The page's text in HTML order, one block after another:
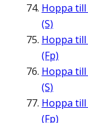
Hoppa till
(S)
Hoppa till
(Fp)
Hoppa till
(S)
Hoppa till
(Fp)